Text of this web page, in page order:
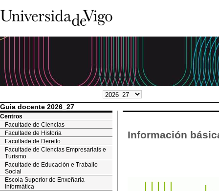
Guia docente 2026_27
Centros
Facultade de Ciencias
Facultade de Historia
Facultade de Dereito
Facultade de Ciencias Empresariais e
Turismo
Facultade de Educación e Traballo
Social
Escola Superior de Enxeñaría
Informática
Información